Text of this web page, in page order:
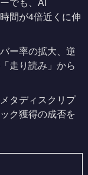
間が4倍近くに伸
ー率の拡大、逆
走り読み」から
タディスクリプ
ク獲得の成否を